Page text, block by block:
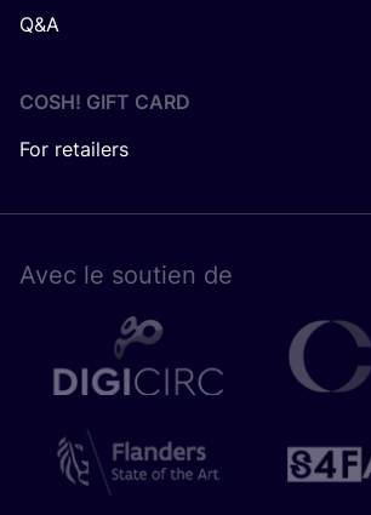
Q&A
COSH! GIFT CARD
For retailers
Avec le sou­tien de